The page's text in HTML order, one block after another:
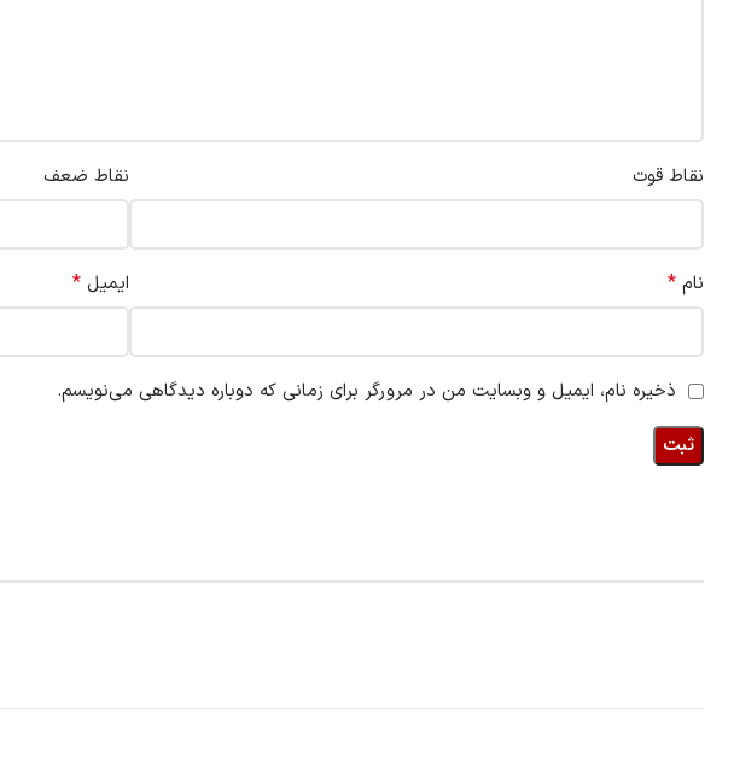
نقاط قوت نقاط ضعف
نام * ایمیل *
ذخیره نام، ایمیل و وبسایت من در مرورگر برای زمانی که دوباره دیدگاهی می‌نویسم.